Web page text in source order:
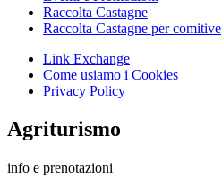
Raccolta Castagne
Raccolta Castagne per comitive
Link Exchange
Come usiamo i Cookies
Privacy Policy
Agriturismo
info e prenotazioni